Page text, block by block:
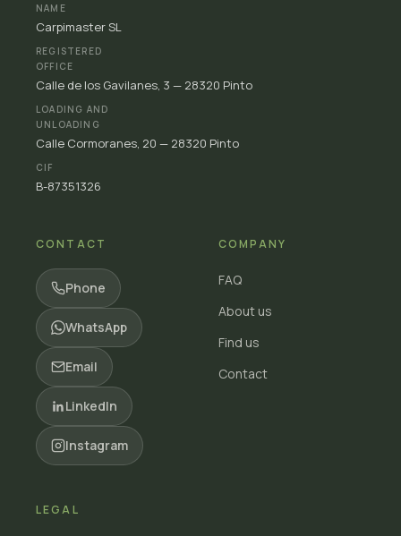
NAME
Carpimaster SL
REGISTERED
OFFICE
Calle de los Gavilanes, 3 — 28320 Pinto
LOADING AND
UNLOADING
Calle Cormoranes, 20 — 28320 Pinto
CIF
B-87351326
CONTACT
Phone
WhatsApp
Email
LinkedIn
Instagram
COMPANY
FAQ
About us
Find us
Contact
LEGAL